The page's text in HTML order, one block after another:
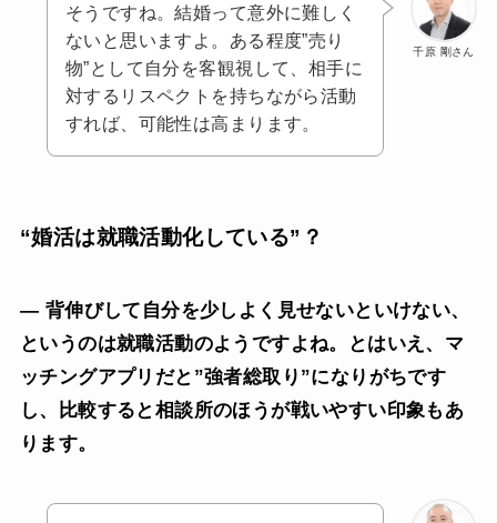
千原 剛さん
そうですね。結婚って意外に難しく
ないと思いますよ。ある程度”売り
物”として自分を客観視して、相手に
対するリスペクトを持ちながら活動
すれば、可能性は高まります。
“婚活は就職活動化している”？
— 背伸びして自分を少しよく見せないといけない、
というのは就職活動のようですよね。とはいえ、マ
ッチングアプリだと”強者総取り”になりがちです
し、比較すると相談所のほうが戦いやすい印象もあ
ります。